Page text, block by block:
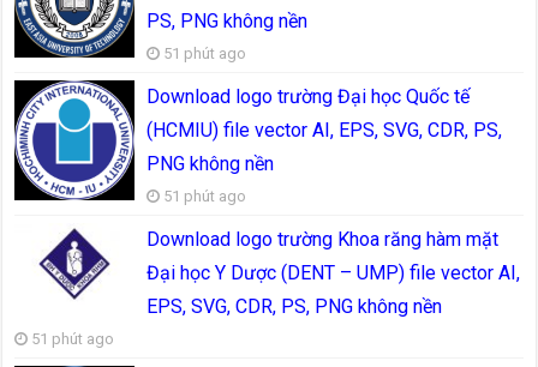
PS, PNG không nền
51 phút ago
Download logo trường Đại học Quốc tế
(HCMIU) file vector AI, EPS, SVG, CDR, PS,
PNG không nền
51 phút ago
Download logo trường Khoa răng hàm mặt
Đại học Y Dược (DENT – UMP) file vector AI,
EPS, SVG, CDR, PS, PNG không nền
51 phút ago